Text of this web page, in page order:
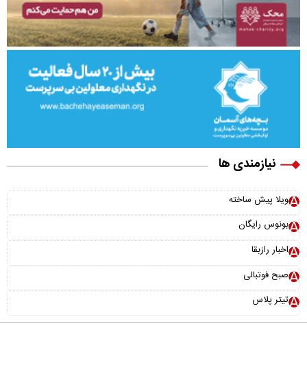
نیازمندی ها
ویلا پیش ساخته
بونوس رایگان
اخبار رازبقا
صبح فوتبالی
تیتر پلاس